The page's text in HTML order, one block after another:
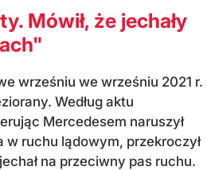
Mówił, że jechały
wrześniu we wrześniu 2021 r.
Według aktu
Mercedesem naruszył
ruchu lądowym, przekroczył
na przeciwny pas ruchu.